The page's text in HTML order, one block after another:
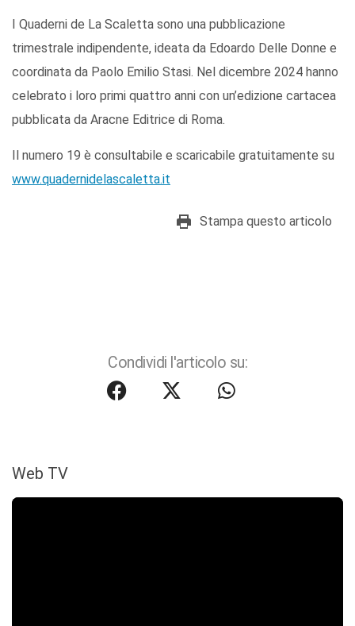
I Quaderni de La Scaletta sono una pubblicazione
trimestrale indipendente, ideata da Edoardo Delle Donne e
coordinata da Paolo Emilio Stasi. Nel dicembre 2024 hanno
celebrato i loro primi quattro anni con un’edizione cartacea
pubblicata da Aracne Editrice di Roma.
Il numero 19 è consultabile e scaricabile gratuitamente su
www.quadernidelascaletta.it
Stampa questo articolo
Condividi l'articolo su:
Web TV